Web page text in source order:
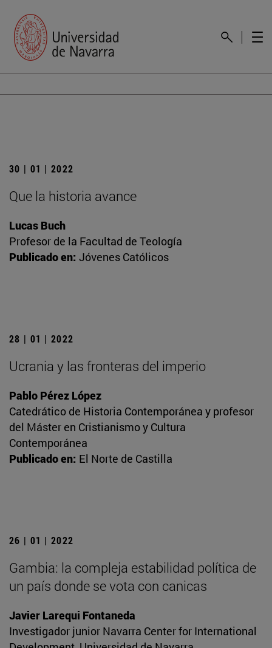
30 | 01 | 2022
Que la historia avance
Lucas Buch
Profesor de la Facultad de Teología
Publicado en: Jóvenes Católicos
28 | 01 | 2022
Ucrania y las fronteras del imperio
Pablo Pérez López
Catedrático de Historia Contemporánea y profesor
del Máster en Cristianismo y Cultura
Contemporánea
Publicado en: El Norte de Castilla
26 | 01 | 2022
Gambia: la compleja estabilidad política de
un país donde se vota con canicas
Javier Larequi Fontaneda
Investigador junior Navarra Center for International